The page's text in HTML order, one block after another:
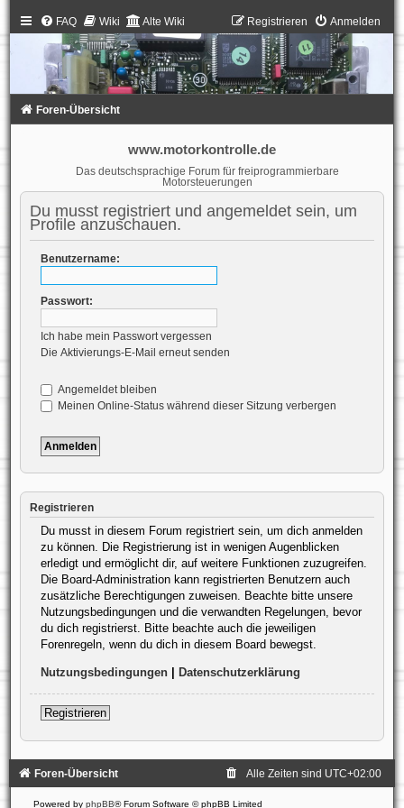
FAQ Wiki Alte Wiki Anmelden
Registrieren
Foren-Übersicht
www.motorkontrolle.de
Das deutschsprachige Forum für freiprogrammierbare
Motorsteuerungen
Du musst registriert und angemeldet sein, um
Profile anzuschauen.
Benutzername:
Passwort:
Ich habe mein Passwort vergessen
Die Aktivierungs-E-Mail erneut senden
Angemeldet bleiben
Meinen Online-Status während dieser Sitzung verbergen
Registrieren
Du musst in diesem Forum registriert sein, um dich anmelden
zu können. Die Registrierung ist in wenigen Augenblicken
erledigt und ermöglicht dir, auf weitere Funktionen zuzugreifen.
Die Board-Administration kann registrierten Benutzern auch
zusätzliche Berechtigungen zuweisen. Beachte bitte unsere
Nutzungsbedingungen und die verwandten Regelungen, bevor
du dich registrierst. Bitte beachte auch die jeweiligen
Forenregeln, wenn du dich in diesem Board bewegst.
Nutzungsbedingungen| Datenschutzerklärung
Registrieren
Foren-Übersicht Alle Zeiten sind UTC+02:00
Powered by phpBB® Forum Software © phpBB Limited